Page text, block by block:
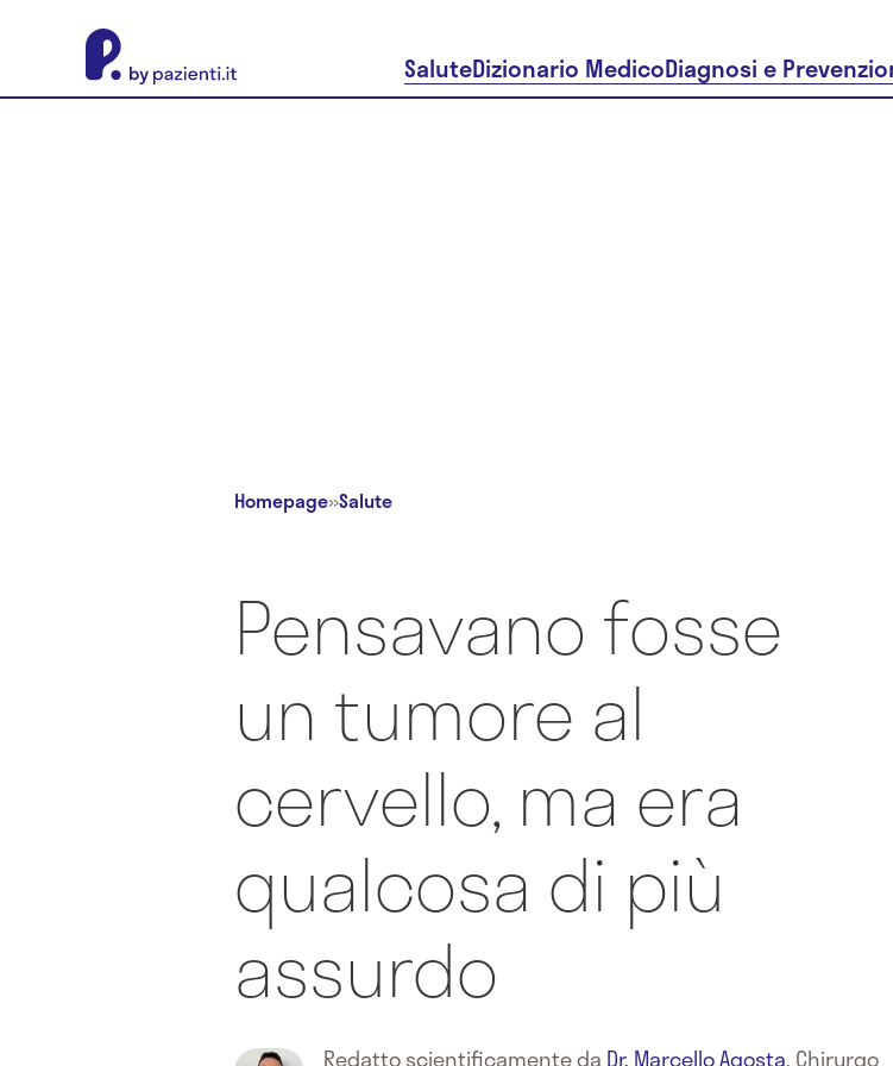
SaluteDizionario MedicoDiagnosi e
Homepage»Salute
Pensavano fosse
un tumore al
cervello, ma era
qualcosa di più
assurdo
Redatto scientificamente da Dr. Marcello Agosta, Chirurgo